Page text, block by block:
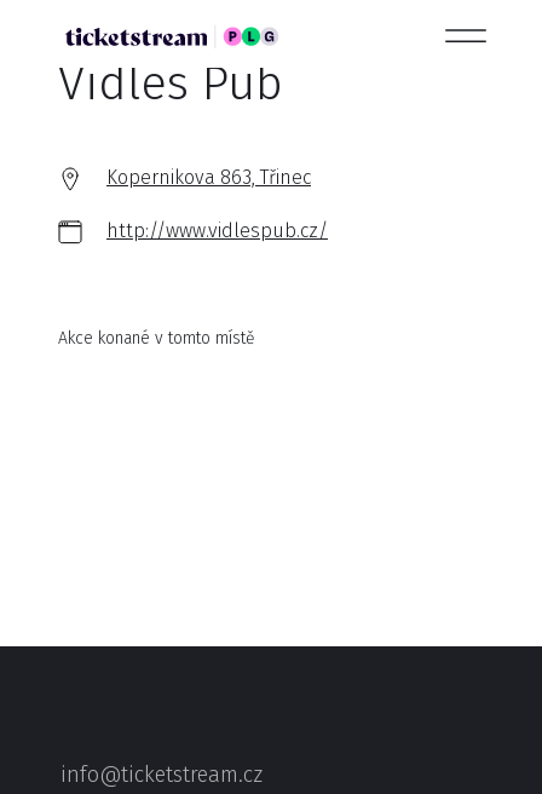
Vidles Pub
Kopernikova 863, Třinec
http://www.vidlespub.cz/
Akce konané v tomto místě
info@ticketstream.cz